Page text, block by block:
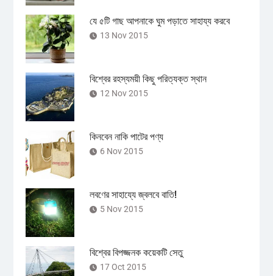
যে ৫টি গাছ আপনাকে ঘুম পড়াতে সাহায্য করবে
13 Nov 2015
বিশ্বের রহস্যময়ী কিছু পরিত্যক্ত স্থান
12 Nov 2015
কিনবেন নাকি পাটের পণ্য
6 Nov 2015
লবণের সাহায্যে জ্বলবে বাতি!
5 Nov 2015
বিশ্বের বিপজ্জনক কয়েকটি সেতু
17 Oct 2015